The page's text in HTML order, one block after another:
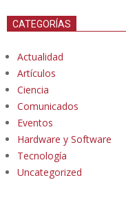
CATEGORÍAS
Actualidad
Artículos
Ciencia
Comunicados
Eventos
Hardware y Software
Tecnología
Uncategorized